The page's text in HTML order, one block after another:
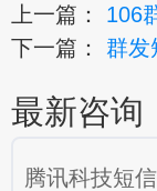
上一篇： 106
下一篇： 群发
最新咨询
腾讯科技短